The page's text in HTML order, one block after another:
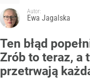
Autor:
Ewa Jagalska
Ten błąd
Zrób to teraz, a
przetrwają